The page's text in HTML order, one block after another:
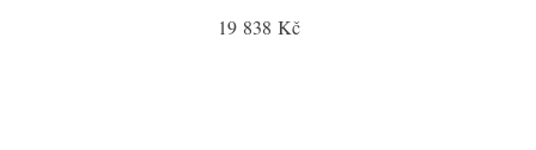
19 838 Kč